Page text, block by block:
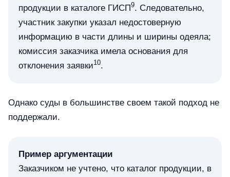
продукции в каталоге ГИСП9. Следовательно,
участник закупки указал недостоверную
информацию в части длины и ширины одеяла;
комиссия заказчика имела основания для
отклонения заявки10.
Однако суды в большинстве своем такой подход не
поддержали.
Пример аргументации
Заказчиком не учтено, что каталог продукции, в